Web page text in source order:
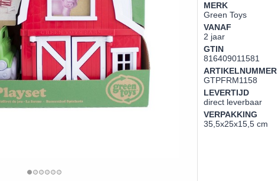
MERK
Green Toys
VANAF
2 jaar
GTIN
816409011581
ARTIKELNUMMER
GTPFRM1158
LEVERTIJD
direct leverbaar
VERPAKKING
35,5x25x15,5 cm